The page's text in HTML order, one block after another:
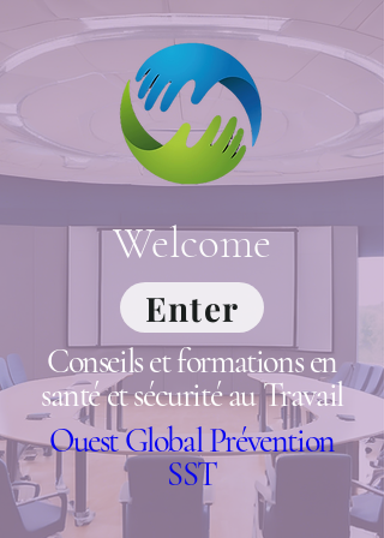
Welcome
Enter
Conseils et formations en
santé et sécurité au Travail
Ouest Global Prévention
SST